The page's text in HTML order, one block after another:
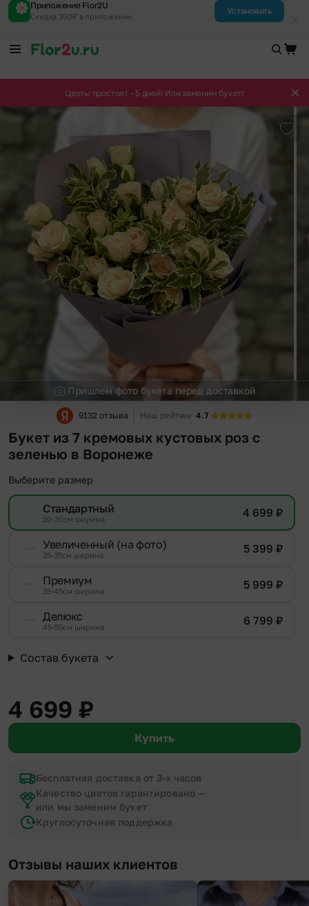
Приложение Flor2U
Скидка 300₽ в приложении
Установить
Цветы простоят - 5 дней! Или заменим букет!
Пришлем фото букета перед доставкой
9132 отзыва Наш рейтинг 4.7
Букет из 7 кремовых кустовых роз с
зеленью в Воронеже
Выберите размер
Стандартный
20-30см ширина 4 699 ₽
Увеличенный (на фото)
25-35см ширина 5 399 ₽
Премиум
35-45см ширина 5 999 ₽
Делюкс
45-55см ширина 6 799 ₽
Состав букета
4 699 ₽
Купить
Бесплатная доставка от 3-х часов
Качество цветов гарантировано —
или мы заменим букет
Круглосуточная поддержка
Отзывы наших клиентов